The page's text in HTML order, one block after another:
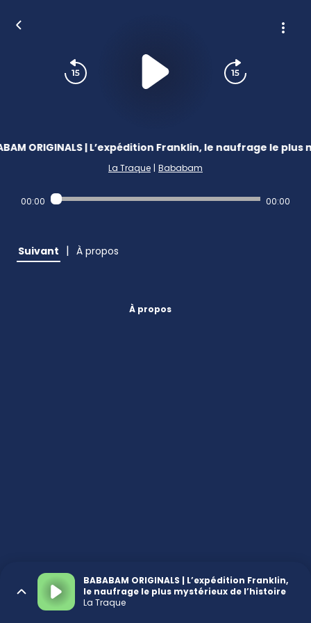
ORIGINALS | L’expédition Franklin, le naufrage le
La Traque | Bababam
00:00 00:00
Suivant | À propos
À propos
BABABAM ORIGINALS | L’expédition Franklin,
le naufrage le plus mystérieux de l’histoire
La Traque